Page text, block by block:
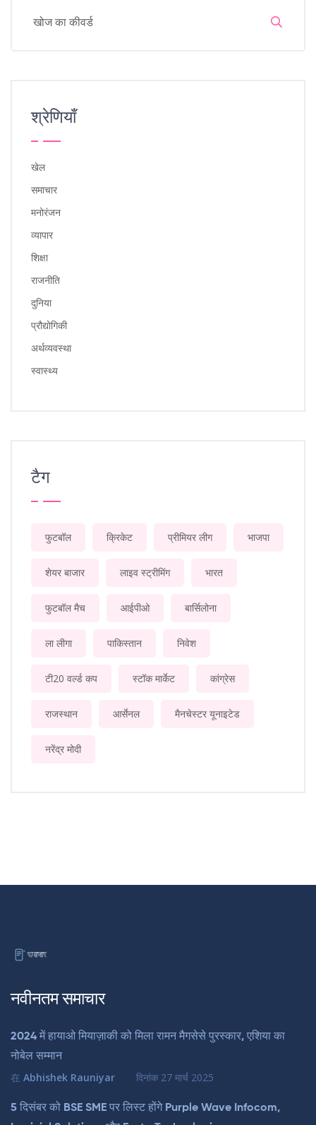
श्रेणियाँ
खेल
समाचार
मनोरंजन
व्यापार
शिक्षा
राजनीति
दुनिया
प्रौद्योगिकी
अर्थव्यवस्था
स्वास्थ्य
टैग
फुटबॉल क्रिकेट प्रीमियर लीग भाजपा
शेयर बाजार लाइव स्ट्रीमिंग भारत
फुटबॉल मैच आईपीओ बार्सिलोना
ला लीगा पाकिस्तान निवेश
टी20 वर्ल्ड कप स्टॉक मार्केट कांग्रेस
राजस्थान आर्सेनल मैनचेस्टर यूनाइटेड
नरेंद्र मोदी
नवीनतम समाचार
2024 में हायाओ मियाज़ाकी को मिला रामन मैगसेसे पुरस्कार, एशिया का
नोबेल सम्मान
在 Abhishek Rauniyar दिनांक 27 मार्च 2025
5 दिसंबर को BSE SME पर लिस्ट होंगे Purple Wave Infocom,